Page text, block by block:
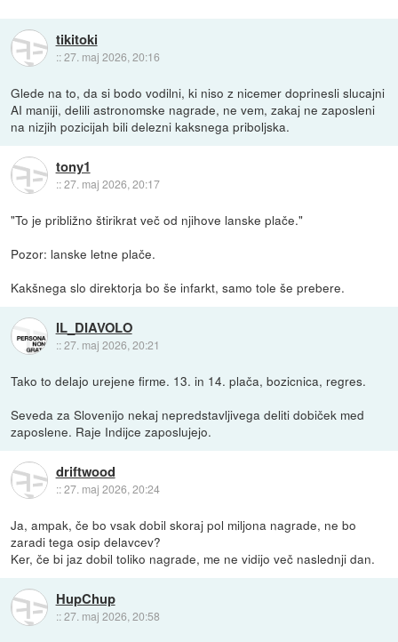
tikitoki
::27. maj 2026, 20:16
Glede na to, da si bodo vodilni, ki niso z nicemer doprinesli slucajni
AI maniji, delili astronomske nagrade, ne vem, zakaj ne zaposleni
na nizjih pozicijah bili delezni kaksnega priboljska.
tony1
::27. maj 2026, 20:17
"To je približno štirikrat več od njihove lanske plače."
Pozor: lanske letne plače.
Kakšnega slo direktorja bo še infarkt, samo tole še prebere.
IL_DIAVOLO
::27. maj 2026, 20:21
Tako to delajo urejene firme. 13. in 14. plača, bozicnica, regres.
Seveda za Slovenijo nekaj nepredstavljivega deliti dobiček med
zaposlene. Raje Indijce zaposlujejo.
driftwood
::27. maj 2026, 20:24
Ja, ampak, če bo vsak dobil skoraj pol miljona nagrade, ne bo
zaradi tega osip delavcev?
Ker, če bi jaz dobil toliko nagrade, me ne vidijo več naslednji dan.
HupChup
::27. maj 2026, 20:58